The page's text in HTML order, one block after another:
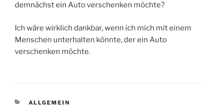
demnächst ein Auto verschenken möchte?
Ich wäre wirklich dankbar, wenn ich mich mit einem
Menschen unterhalten könnte, der ein Auto
verschenken möchte.
KATEGORIEN
ALLGEMEIN